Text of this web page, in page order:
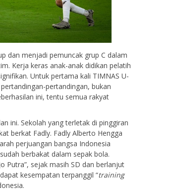
dan menjadi pemuncak grup C dalam
Kerja keras anak-anak didikan pelatih
Untuk pertama kali TIMNAS U-
pertandingan, bukan
ini, tentu semua rakyat
ini. Sekolah yang terletak di pinggiran
berkat Fadly. Fadly Alberto Hengga
perjuangan bangsa Indonesia
berbakat dalam sepak bola.
Putra”, sejak masih SD dan berlanjut
kesempatan terpanggil “training